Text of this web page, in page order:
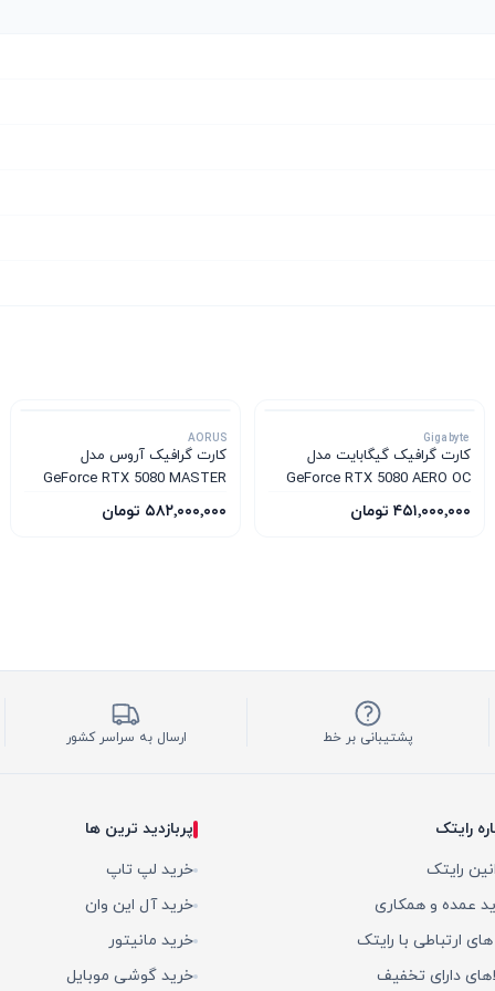
Gigabyte
کارت گرافیک گیگابایت مدل
GeForce RTX 5080 AERO OC
SFF 16G
۴۵۱٬۰۰۰٬۰۰۰ تومان
AORUS
کارت گرافیک آروس مدل
GeForce RTX 5080 MASTER
۵۸۲٬۰۰۰٬۰۰۰ تومان
پشتیبانی بر خط ارسال به سراسر کشور
رایتک
رایتک
عمده و همکاری
های ارتباطی با رایتک
دارای تخفیف
پربازدید ترین ها
خرید لپ تاپ
خرید آل این وان
خرید مانیتور
خرید گوشی موبایل